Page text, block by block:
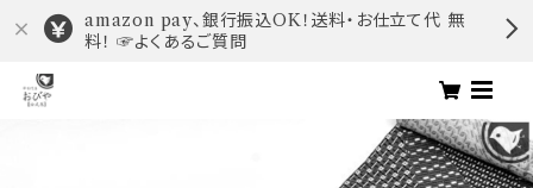
amazon pay、銀行振込OK！送料・お仕立て代 無
料！ ☞よくあるご質問